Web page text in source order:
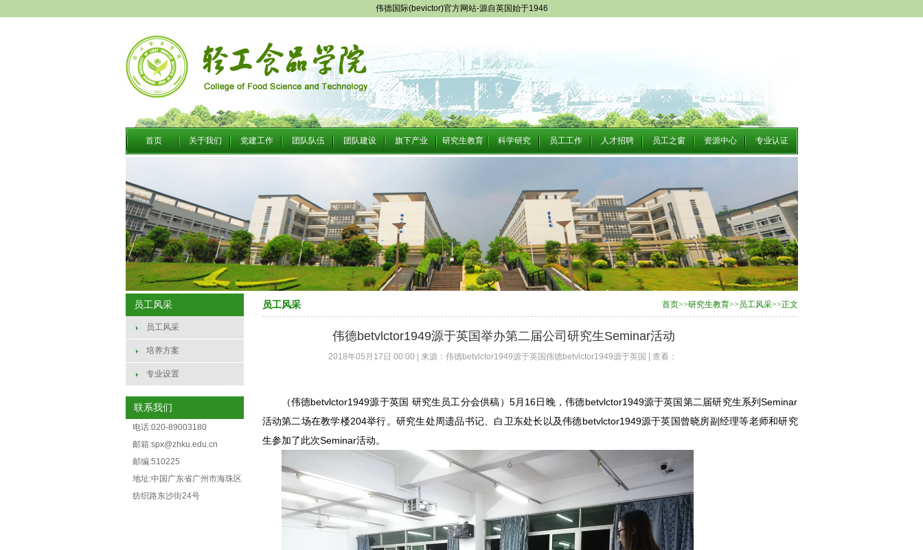
伟德国际(bevictor)官方网站-源自英国始于1946
首页 关于我们 党建工作 团队队伍 团队建设 旗下产业 研究生教育 科学研究 员工工作 人才招聘 员工之窗 资源中心 专业认证
员工风采
员工风采
培养方案
专业设置
联系我们
电话:020-89003180
邮箱:spx@zhku.edu.cn
邮编:510225
地址:中国广东省广州市海珠区
纺织路东沙街24号
员工风采 首页>>研究生教育>> 员工风采>>正文
伟德betvlctor1949源于英国举办第二届公司研究生Seminar活动
2018年05月17日 00:00 | 来源：伟德betvlctor1949源于英国伟德betvlctor1949源于英国 | 查看：
（伟德betvlctor1949源于英国 研究生员工分会供稿）5月16日晚，伟德betvlctor1949源于英国第二届研究生系列Seminar
活动第二场在教学楼204举行。研究生处周遗品书记、白卫东处长以及伟德betvlctor1949源于英国曾晓房副经理等老师和研究
生参加了此次Seminar活动。